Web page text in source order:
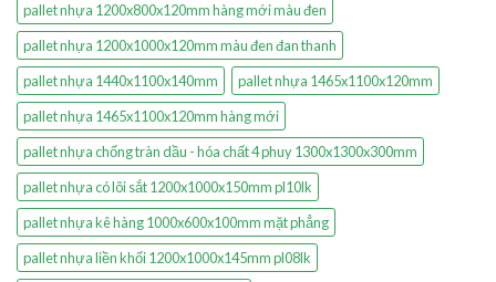
pallet nhựa 1200x800x120mm hàng mới màu đen
pallet nhựa 1200x1000x120mm màu đen đan thanh
pallet nhựa 1440x1100x140mm
pallet nhựa 1465x1100x120mm
pallet nhựa 1465x1100x120mm hàng mới
pallet nhựa chống tràn dầu - hóa chất 4 phuy 1300x1300x300mm
pallet nhựa có lõi sắt 1200x1000x150mm pl10lk
pallet nhựa kê hàng 1000x600x100mm mặt phẳng
pallet nhựa liền khối 1200x1000x145mm pl08lk